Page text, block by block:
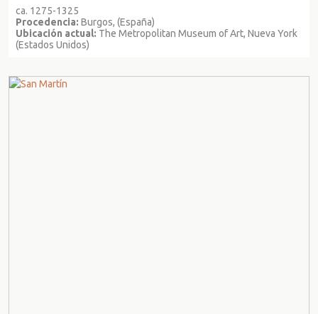
ca. 1275-1325
Procedencia: Burgos, (España)
Ubicación actual: The Metropolitan Museum of Art, Nueva York
(Estados Unidos)